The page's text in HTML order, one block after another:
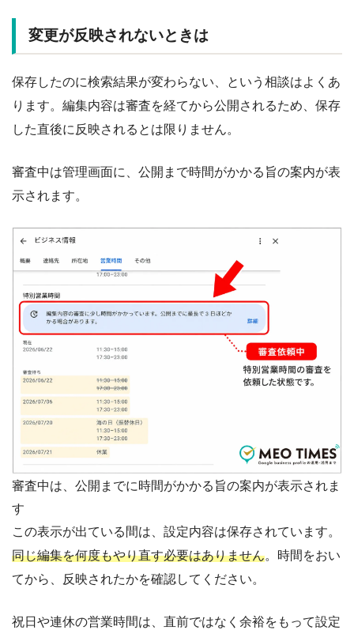
変更が反映されないときは
保存したのに検索結果が変わらない、という相談はよくあ
ります。編集内容は審査を経てから公開されるため、保存
した直後に反映されるとは限りません。
審査中は管理画面に、公開まで時間がかかる旨の案内が表
示されます。
審査中は、公開までに時間がかかる旨の案内が表示されま
す
この表示が出ている間は、設定内容は保存されています。
同じ編集を何度もやり直す必要はありません。時間をおい
てから、反映されたかを確認してください。
祝日や連休の営業時間は、直前ではなく余裕をもって設定